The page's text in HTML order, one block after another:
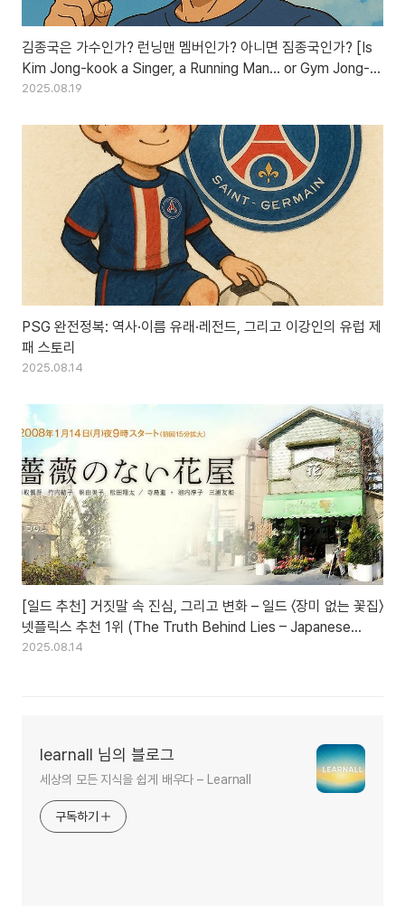
김종국은 가수인가? 런닝맨 멤버인가? 아니면 짐종국인가? [Is
Kim Jong-kook a Singer, a Running Man… or Gym Jong-
kook?]
2025.08.19
PSG 완전정복: 역사·이름 유래·레전드, 그리고 이강인의 유럽 제
패 스토리
2025.08.14
[일드 추천] 거짓말 속 진심, 그리고 변화 – 일드 〈장미 없는 꽃집〉
넷플릭스 추천 1위 (The Truth Behind Lies – Japanese
Drama Bara no nai Hanaya Netflix #1 Recommendation)
2025.08.14
learnall 님의 블로그
세상의 모든 지식을 쉽게 배우다 – Learnall
구독하기